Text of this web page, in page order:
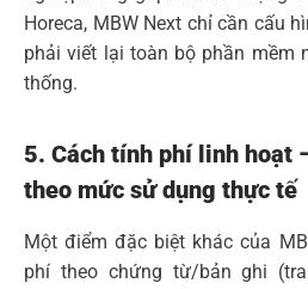
Horeca, MBW Next chỉ cần cấu
phải viết lại toàn bộ phần mềm
thống.
5. Cách tính phí linh hoạt
theo mức sử dụng thực tế
Một điểm đặc biệt khác của
phí theo chứng từ/bản ghi